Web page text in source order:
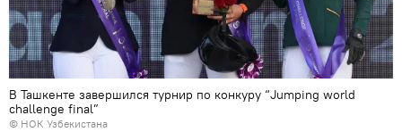
В Ташкенте завершился турнир по конкуру “Jumping world
challenge final”
© НОК Узбекистана